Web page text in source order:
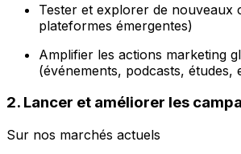
Tester et explorer de nouveaux
plateformes émergentes)
Amplifier les actions marketing
(événements, podcasts, études,
2. Lancer et améliorer les
Sur nos marchés actuels